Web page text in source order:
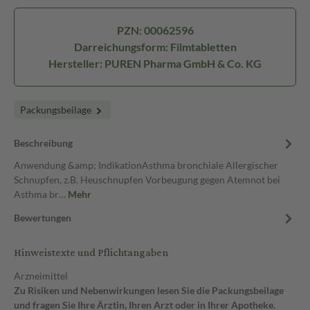
PZN: 00062596
Darreichungsform: Filmtabletten
Hersteller: PUREN Pharma GmbH & Co. KG
Packungsbeilage
Beschreibung
Anwendung &amp; IndikationAsthma bronchiale Allergischer
Schnupfen, z.B. Heuschnupfen Vorbeugung gegen Atemnot bei
Asthma br… Mehr
Bewertungen
Hinweistexte und Pflichtangaben
Arzneimittel
Zu Risiken und Nebenwirkungen lesen Sie die Packungsbeilage
und fragen Sie Ihre Ärztin, Ihren Arzt oder in Ihrer Apotheke.